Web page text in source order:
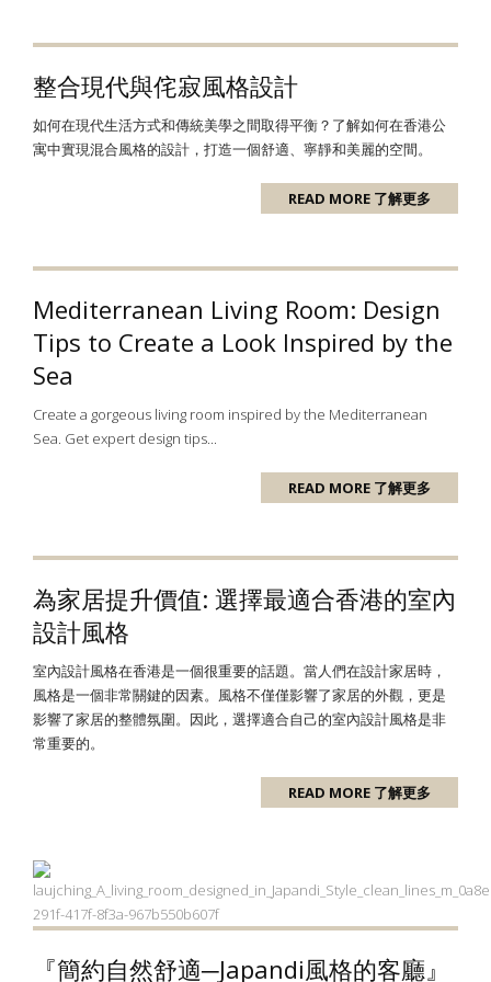
整合現代與侘寂風格設計
如何在現代生活方式和傳統美學之間取得平衡？了解如何在香港公
寓中實現混合風格的設計，打造一個舒適、寧靜和美麗的空間。
READ MORE 了解更多
Mediterranean Living Room: Design
Tips to Create a Look Inspired by the
Sea
Create a gorgeous living room inspired by the Mediterranean
Sea. Get expert design tips...
READ MORE 了解更多
為家居提升價值: 選擇最適合香港的室內
設計風格
室內設計風格在香港是一個很重要的話題。當人們在設計家居時，
風格是一個非常關鍵的因素。風格不僅僅影響了家居的外觀，更是
影響了家居的整體氛圍。因此，選擇適合自己的室內設計風格是非
常重要的。
READ MORE 了解更多
『簡約自然舒適─Japandi風格的客廳』